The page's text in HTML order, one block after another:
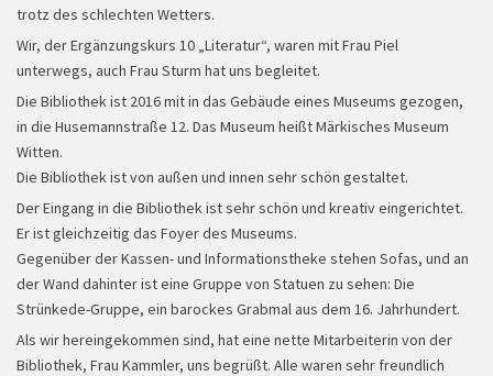
Klassenfahrt
trotz des schlechten Wetters.
Wir, der Ergänzungskurs 10 „Literatur“, waren mit Frau Piel
unterwegs, auch Frau Sturm hat uns begleitet.
Die Bibliothek ist 2016 mit in das Gebäude eines Museums gezogen,
in die Husemannstraße 12. Das Museum heißt Märkisches Museum
Witten.
Die Bibliothek ist von außen und innen sehr schön gestaltet.
Der Eingang in die Bibliothek ist sehr schön und kreativ eingerichtet.
Er ist gleichzeitig das Foyer des Museums.
Gegenüber der Kassen- und Informationstheke stehen Sofas, und an
der Wand dahinter ist eine Gruppe von Statuen zu sehen: Die
Strünkede-Gruppe, ein barockes Grabmal aus dem 16. Jahrhundert.
Als wir hereingekommen sind, hat eine nette Mitarbeiterin von der
Bibliothek, Frau Kammler, uns begrüßt. Alle waren sehr freundlich